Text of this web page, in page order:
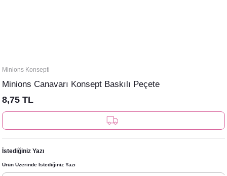
Minions Konsepti
Minions Canavarı Konsept Baskılı Peçete
8,75 TL
İstediğiniz Yazı
Ürün Üzerinde İstediğiniz Yazı